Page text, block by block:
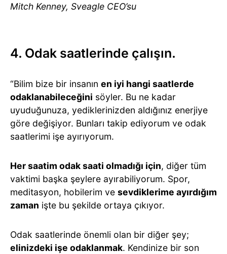
Mitch Kenney, Sveagle CEO’su
4. Odak saatlerinde çalışın.
“Bilim bize bir insanın en iyi hangi saatlerde
odaklanabileceğini söyler. Bu ne kadar
uyuduğunuza, yediklerinizden aldığınız enerjiye
göre değişiyor. Bunları takip ediyorum ve odak
saatlerimi işe ayırıyorum.
Her saatim odak saati olmadığı için, diğer tüm
vaktimi başka şeylere ayırabiliyorum. Spor,
meditasyon, hobilerim ve sevdiklerime ayırdığım
zaman işte bu şekilde ortaya çıkıyor.
Odak saatlerinde önemli olan bir diğer şey;
elinizdeki işe odaklanmak. Kendinize bir son